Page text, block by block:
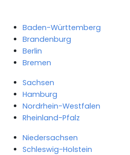
Baden-Württemberg
Brandenburg
Berlin
Bremen
Sachsen
Hamburg
Nordrhein-Westfalen
Rheinland-Pfalz
Niedersachsen
Schleswig-Holstein